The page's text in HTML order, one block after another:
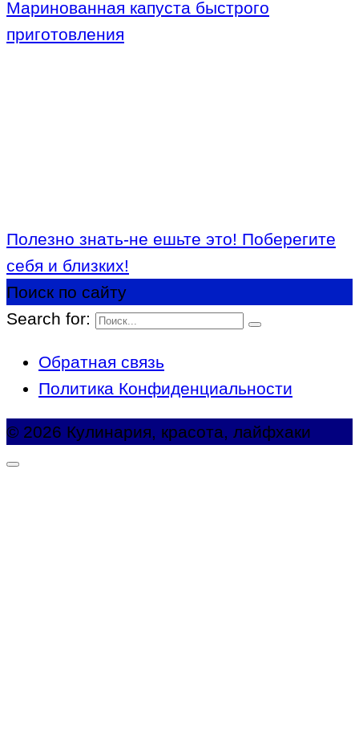
Маринованная капуста быстрого
приготовления
Полезно знать-не ешьте это! Поберегите
себя и близких!
Поиск по сайту
Search for:
Обратная связь
Политика Конфиденциальности
© 2026 Кулинария, красота, лайфхаки